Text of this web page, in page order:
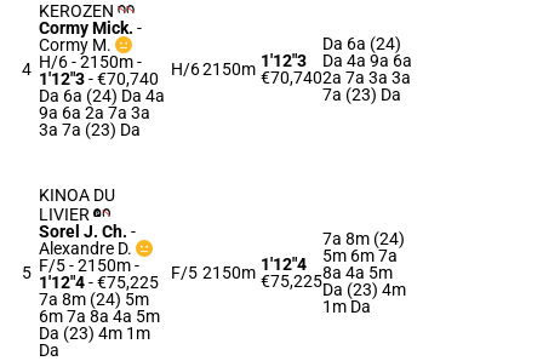
4
KEROZEN
Cormy Mick. -
Cormy M.
H/6 - 2150m-
1'12"3- €70,740
Da 6a (24) Da 4a
9a 6a 2a 7a 3a
3a 7a (23) Da
H/62150m 1'12"3
€70,740
Da 6a (24)
Da 4a 9a 6a
2a 7a 3a 3a
7a (23) Da
5
KINOA DU
LIVIER
Sorel J. Ch. -
Alexandre D.
F/5 - 2150m-
1'12"4- €75,225
7a 8m (24) 5m
6m 7a 8a 4a 5m
Da (23) 4m 1m
Da
F/5 2150m 1'12"4
€75,225
7a 8m (24)
5m 6m 7a
8a 4a 5m
Da (23) 4m
1m Da